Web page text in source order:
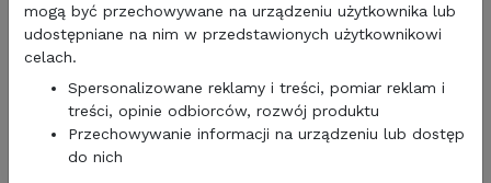
54,00 zł
KUBEK BRUNNER STAL NIERDZEWNA 300 ml
mogą być przechowywane na urządzeniu użytkownika lub
udostępniane na nim w przedstawionych użytkownikowi
celach.
Spersonalizowane reklamy i treści, pomiar reklam i
treści, opinie odbiorców, rozwój produktu
Przechowywanie informacji na urządzeniu lub dostęp
do nich